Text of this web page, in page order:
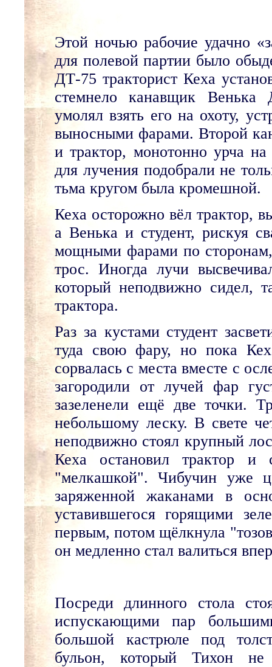
Этой ночью рабочие удачно
для полевой партии было
ДТ-75 тракторист Кеха
стемнело канавщик Венька
умолял взять его на охоту,
выносными фарами. Второй
и трактор, монотонно урча
для лучения подобрали не
тьма кругом была кромешной.
Кеха осторожно вёл трактор,
а Венька и студент, рискуя
мощными фарами по
трос. Иногда лучи
который неподвижно сидел,
трактора.
Раз за кустами студент
туда свою фару, но пока
сорвалась с места вместе с
загородили от лучей фар
зазеленели ещё две точки.
небольшому леску. В свете
неподвижно стоял крупный
Кеха остановил трактор
"мелкашкой". Чибучин уже
заряженной жаканами в
уставившегося горящими
первым, потом щёлкнула
он медленно стал валиться
Посреди длинного стола
испускающими пар
большой кастрюле под
бульон, который Тихон не